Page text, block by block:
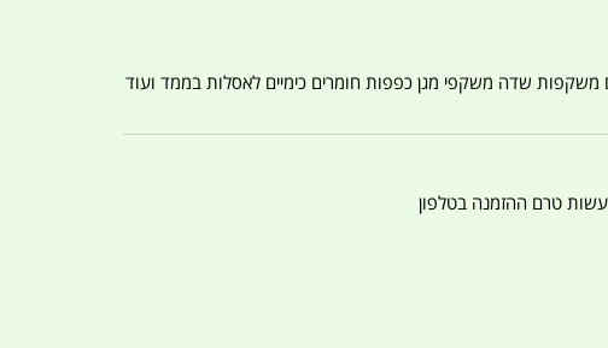
משקפות שדה משקפי מגן כפפות חומרים כימיים לאסלות בממד ועוד
טרם ההזמנה בטלפון